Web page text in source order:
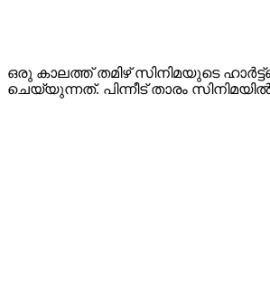
ഒരു കാലത്ത് തമിഴ് സിനിമയുടെ
ചെയ്യുന്നത്. പിന്നീട് താരം